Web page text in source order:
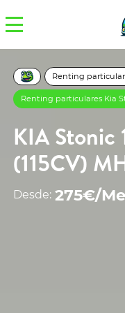
Renting
Renting particulares Kia
KIA Stonic
(115CV)
Desde: 275€/